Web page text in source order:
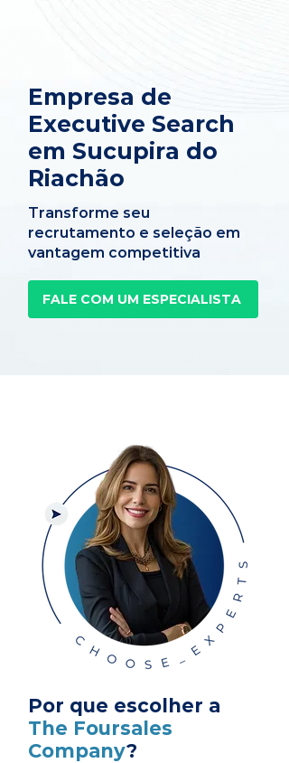
Empresa de
Executive Search
em Sucupira do
Riachão
Transforme seu
recrutamento e seleção em
vantagem competitiva
FALE COM UM ESPECIALISTA
Por que escolher a
The Foursales
Company?